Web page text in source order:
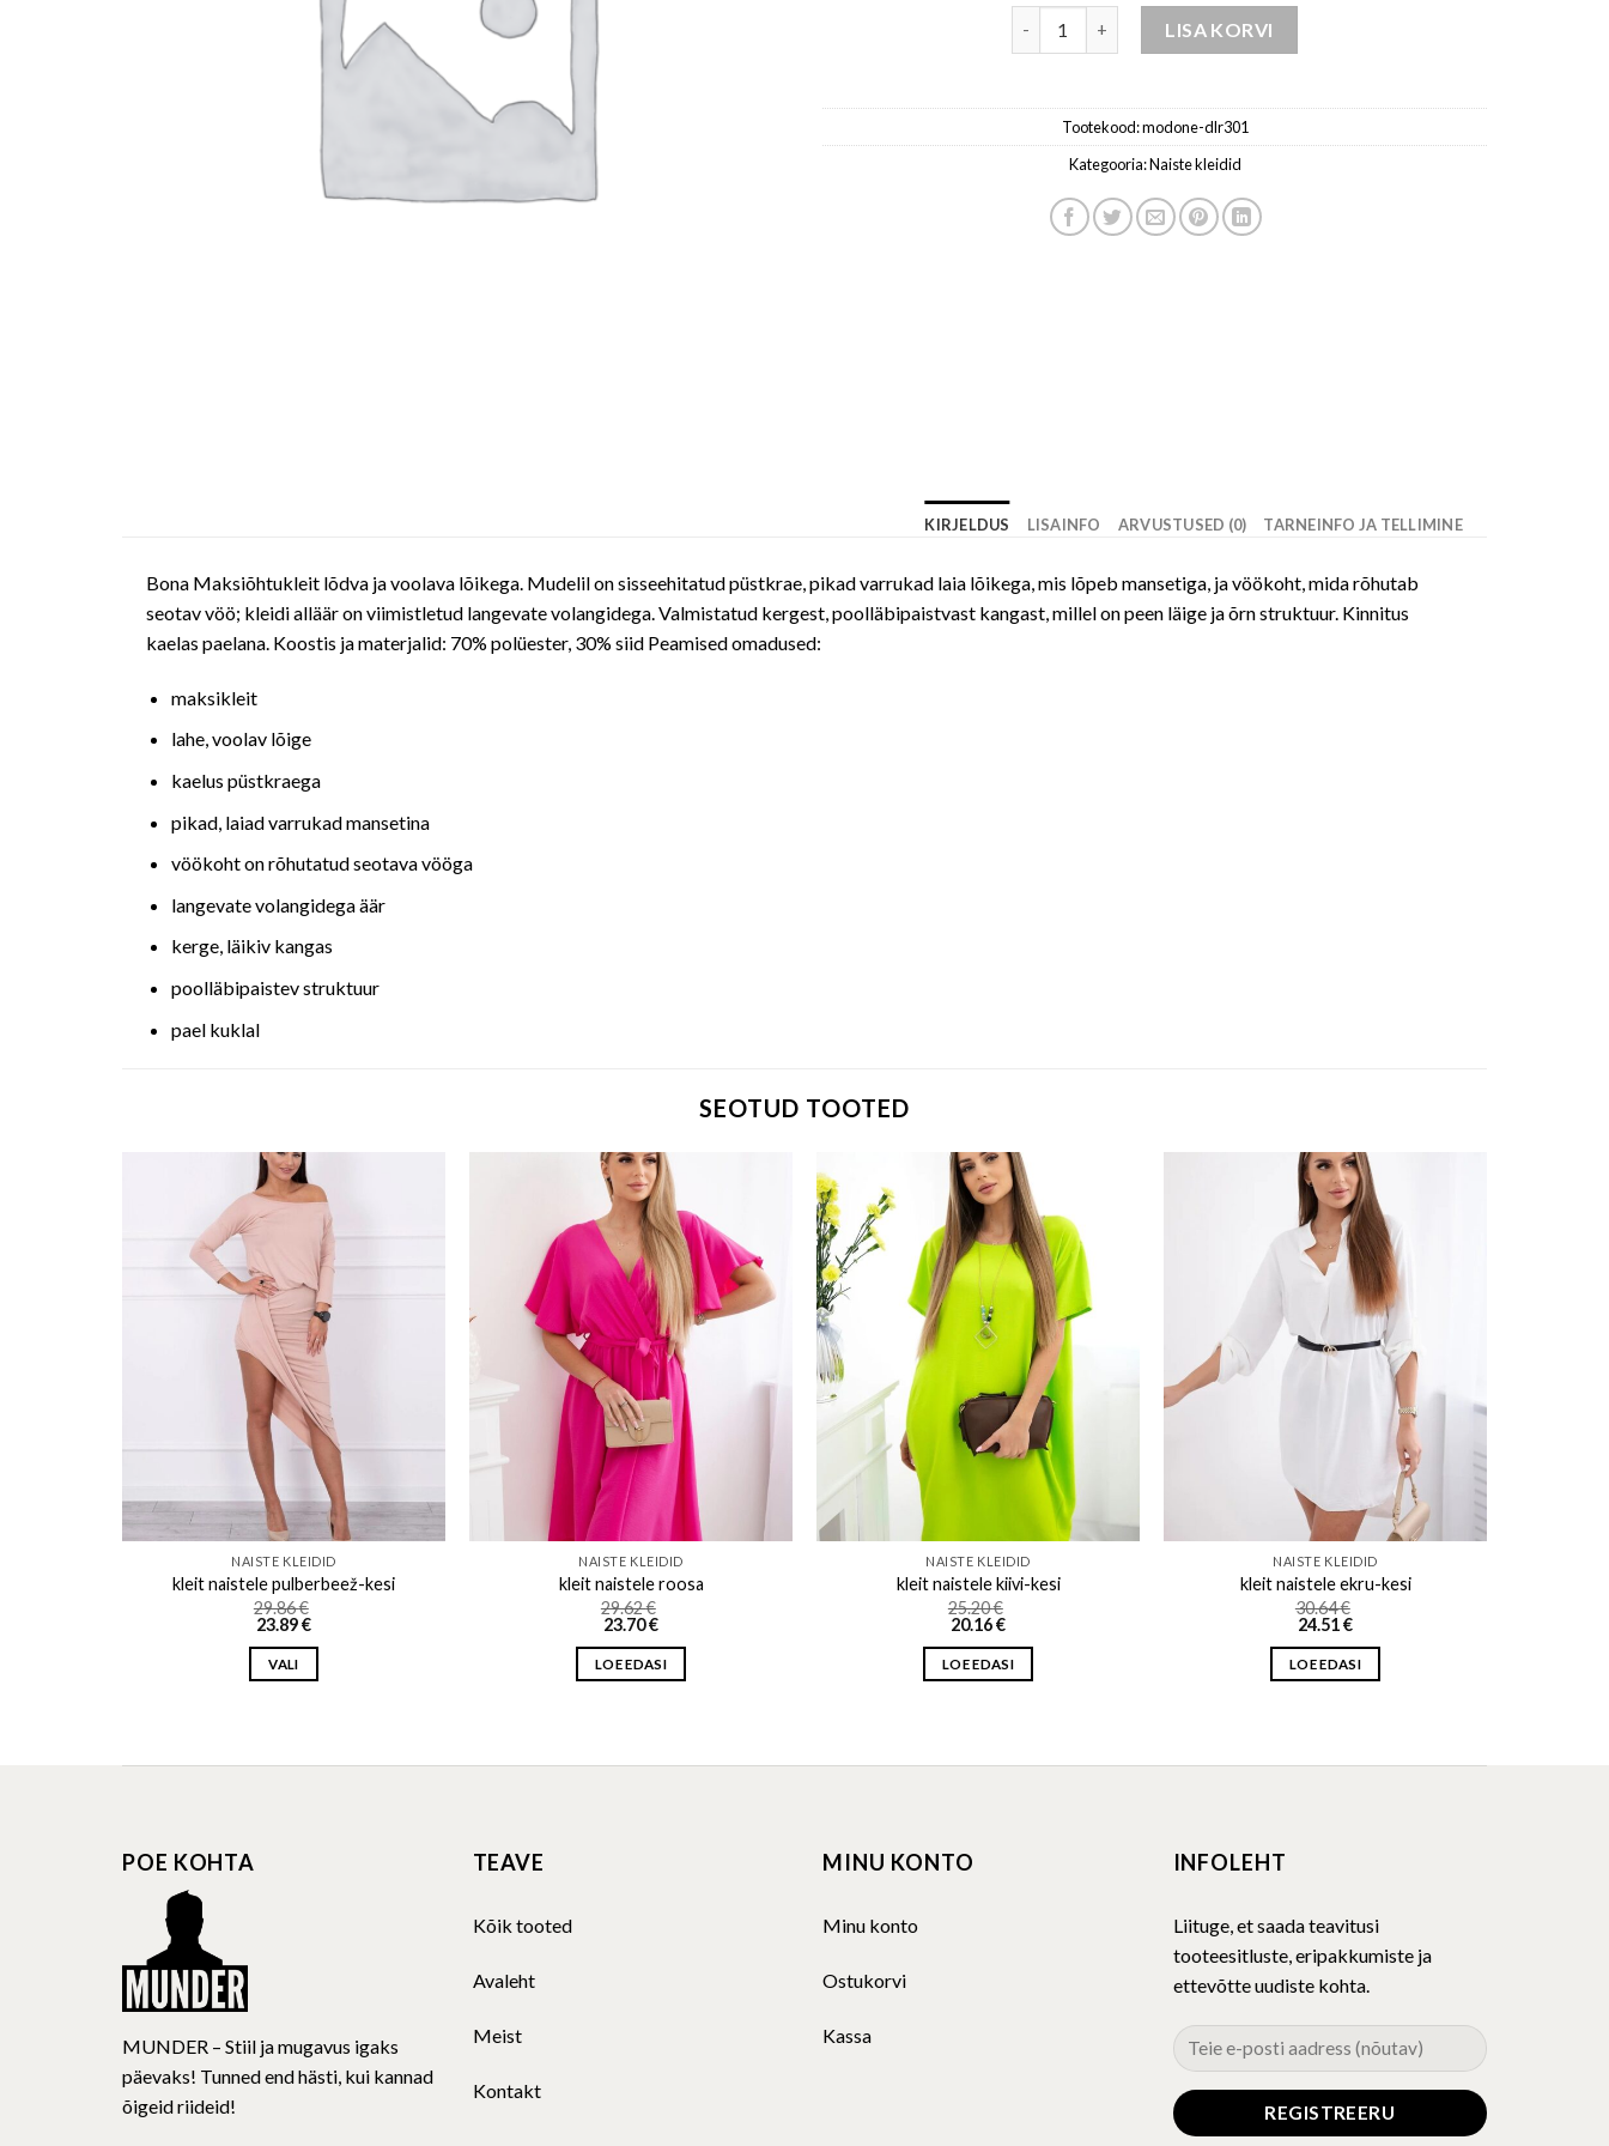
LISA KORVI
Tootekood:modone-dlr301
Kategooria:Naiste kleidid
KIRJELDUS LISAINFO ARVUSTUSED (0) TARNEINFO JA TELLIMINE
Bona Maksiõhtukleit lõdva ja voolava lõikega. Mudelil on sisseehitatud püstkrae, pikad varrukad laia lõikega, mis lõpeb mansetiga, ja vöökoht, mida rõhutab
seotav vöö; kleidi alläär on viimistletud langevate volangidega. Valmistatud kergest, poolläbipaistvast kangast, millel on peen läige ja õrn struktuur. Kinnitus
kaelas paelana. Koostis ja materjalid: 70% polüester, 30% siid Peamised omadused:
maksikleit
lahe, voolav lõige
kaelus püstkraega
pikad, laiad varrukad mansetina
vöökoht on rõhutatud seotava vööga
langevate volangidega äär
kerge, läikiv kangas
poolläbipaistev struktuur
pael kuklal
SEOTUD TOOTED
Add to wishlist
NAISTE KLEIDID
kleit naistele pulberbeež-kesi
29.86€
23.89€
VALI
page
Add to wishlist
NAISTE KLEIDID
kleit naistele roosa
29.62€
23.70€
LOE EDASI
Add to wishlist
NAISTE KLEIDID
kleit naistele kiivi-kesi
25.20€
20.16€
LOE EDASI
Add to wishlist
NAISTE KLEIDID
kleit naistele ekru-kesi
30.64€
24.51€
LOE EDASI
POE KOHTA
MUNDER – Stiil ja mugavus igaks
päevaks! Tunned end hästi, kui kannad
õigeid riideid!
TEAVE
Kõik tooted
Avaleht
Meist
Kontakt
MINU KONTO
Minu konto
Ostukorvi
Kassa
INFOLEHT
Liituge, et saada teavitusi
tooteesitluste, eripakkumiste ja
ettevõtte uudiste kohta.